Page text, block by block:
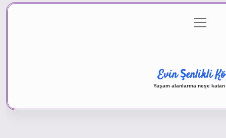
Gizlilik Politikasımenüyü
aç
Evin Şenlikli
Yaşam alanlarına neşe